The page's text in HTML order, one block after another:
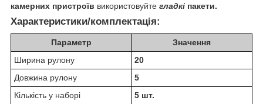
камерних пристроїв використовуйте гладкі пакети.
Характеристики/комплектація:
Параметр
Значення
Ширина рулону
20
Довжина рулону
5
Кількість у наборі
5 шт.